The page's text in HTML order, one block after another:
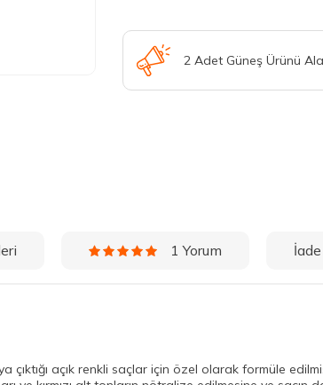
2 Adet Güneş Ürünü
1 Yorum
çıktığı açık renkli saçlar için özel olarak formüle